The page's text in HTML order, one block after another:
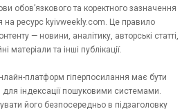
обов’язкового та коректного зазначення
на ресурс kyivweekly.com. Це правило
— новини, аналітику, авторські статті,
матеріали та інші публікації.
платформ гіперпосилання має бути
для індексації пошуковими системами.
його безпосередньо в підзаголовку